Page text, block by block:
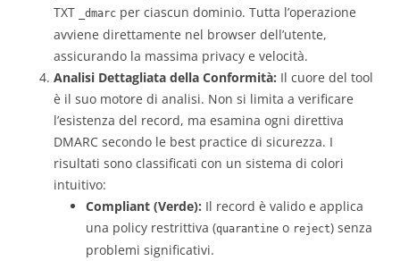
TXT
_dmarc per ciascun dominio. Tutta l’operazione
avviene direttamente nel browser dell’utente,
assicurando la massima privacy e velocità.
Analisi Dettagliata della Conformità: Il cuore del tool
è il suo motore di analisi. Non si limita a verificare
l’esistenza del record, ma esamina ogni direttiva
DMARC secondo le best practice di sicurezza. I
risultati sono classificati con un sistema di colori
intuitivo:
Compliant (Verde): Il record è valido e applica
una policy restrittiva (quarantine o reject) senza
problemi significativi.